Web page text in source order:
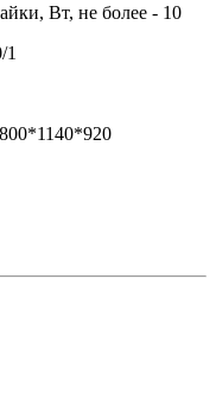
Вт, не более - 10
1